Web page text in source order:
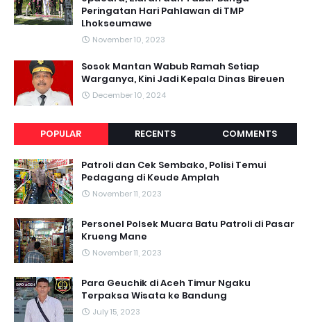
Peringatan Hari Pahlawan di TMP
Lhokseumawe
November 10, 2023
Sosok Mantan Wabub Ramah Setiap
Warganya, Kini Jadi Kepala Dinas Bireuen
December 10, 2024
POPULAR RECENTS COMMENTS
Patroli dan Cek Sembako, Polisi Temui
Pedagang di Keude Amplah
November 11, 2023
Personel Polsek Muara Batu Patroli di Pasar
Krueng Mane
November 11, 2023
Para Geuchik di Aceh Timur Ngaku
Terpaksa Wisata ke Bandung
July 15, 2023